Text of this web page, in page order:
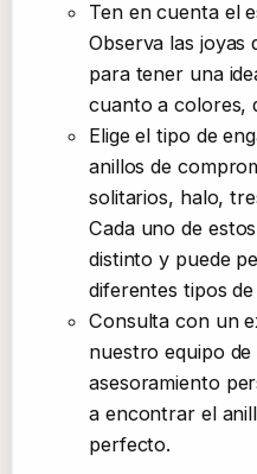
Ten en cuenta el
Observa las joyas
para tener una
cuanto a colores,
Elige el tipo de
anillos de
solitarios, halo,
Cada uno de
distinto y puede
diferentes tipos
Consulta con un
nuestro equipo
asesoramiento
a encontrar el
perfecto.